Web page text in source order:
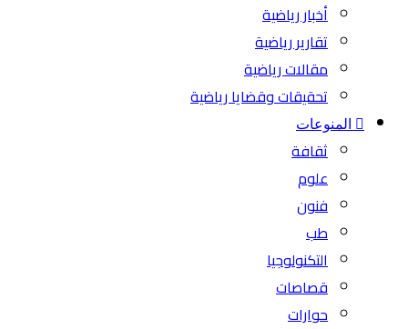
أخبار رياضية
تقارير رياضية
مقالات رياضية
تحقيقات وقضايا رياضية
المنوعات
ثقافة
علوم
فنون
طب
التكنولوجيا
قصاصات
حوارات